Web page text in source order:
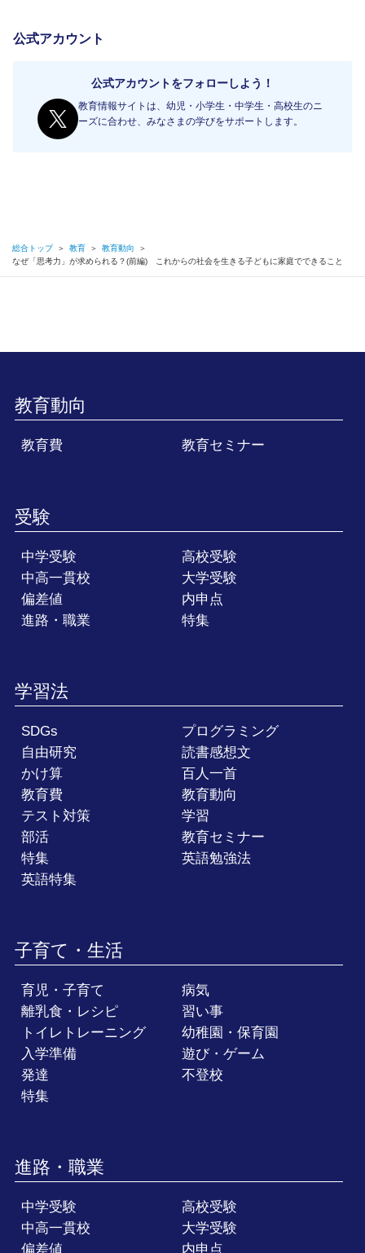
公式アカウント
公式アカウントをフォローしよう！
教育情報サイトは、幼児・小学生・中学生・高校生のニ
ーズに合わせ、みなさまの学びをサポートします。
総合トップ ＞ 教育 ＞ 教育動向
＞
なぜ「思考力」が求められる？(前編) これからの社会を生きる子どもに家庭でできること
教育動向
教育費 教育セミナー
受験
中学受験
高校受験
中高一貫校
大学受験
偏差値
内申点
進路・職業
特集
学習法
SDGs
プログラミング
自由研究
読書感想文
かけ算
百人一首
教育費
教育動向
テスト対策
学習
部活
教育セミナー
特集
英語勉強法
英語特集
子育て・生活
育児・子育て
病気
離乳食・レシピ
習い事
トイレトレーニング
幼稚園・保育園
入学準備
遊び・ゲーム
発達
不登校
特集
進路・職業
中学受験
高校受験
中高一貫校
大学受験
偏差値
内申点